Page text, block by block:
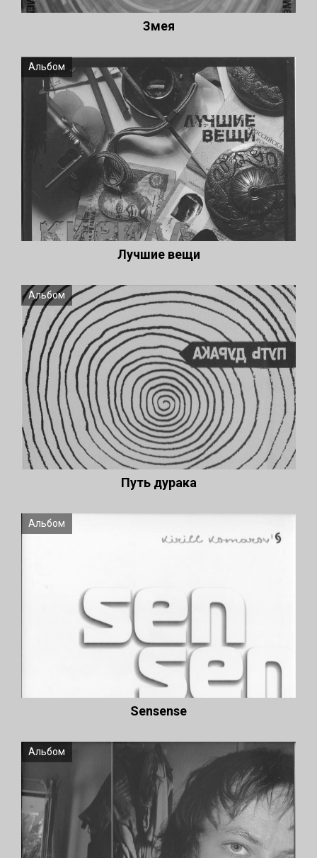
Змея
Альбом
Лучшие вещи
Альбом
Путь дурака
Альбом
Sensense
Альбом